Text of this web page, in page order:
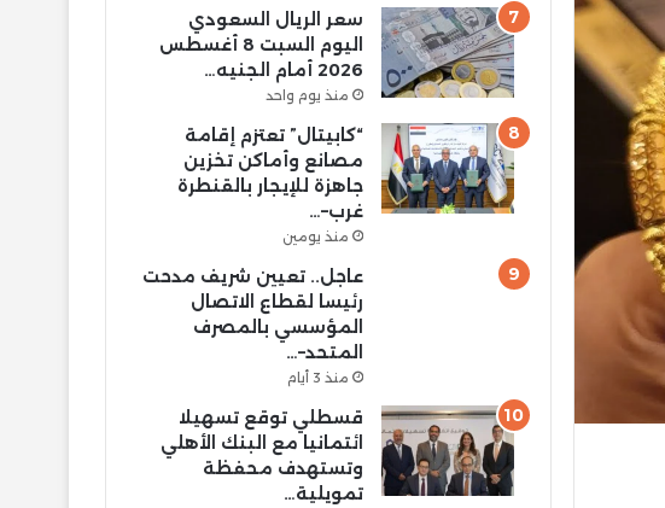
سعر الريال السعودي
اليوم السبت 8 أغسطس
2026 أمام الجنيه…
منذ يوم واحد
“كابيتال” تعتزم إقامة
مصانع وأماكن تخزين
جاهزة للإيجار بالقنطرة
غرب–…
منذ يومين
عاجل.. تعيين شريف مدحت
رئيسا لقطاع الاتصال
المؤسسي بالمصرف
المتحد–…
منذ 3 أيام
قسطلي توقع تسهيلا
ائتمانيا مع البنك الأهلي
وتستهدف محفظة
تمويلية…